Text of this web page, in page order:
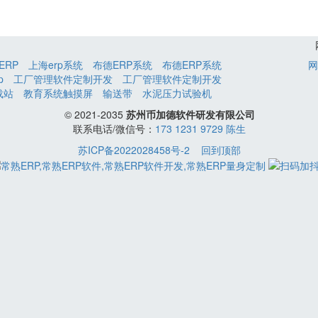
上海erp系统 布德ERP系统
布德ERP系统
工厂管理软件定制开发
工厂管理软件定制开发
站 教育系统触摸屏 输送带 水泥压力试验机
© 2021-2035 苏州币加德软件研发有限公司
联系电话/微信号： 173 1231 9729 陈生
苏ICP备2022028458号-2
回到顶部